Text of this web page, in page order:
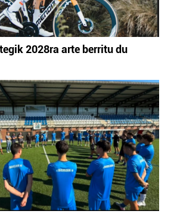
2028ra arte berritu du